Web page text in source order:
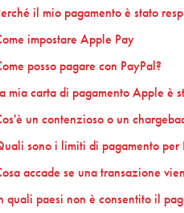
il mio pagamento è stato
impostare Apple Pay
posso pagare con PayPal?
mia carta di pagamento Apple è
un contenzioso o un
sono i limiti di pagamento per
accade se una transazione
quali paesi non è consentito il